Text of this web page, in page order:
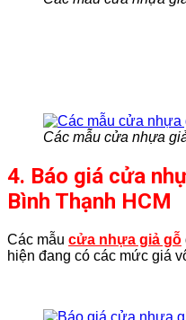
Các mẫu cửa nhựa
4. Báo giá cửa
Bình Thạnh HCM
Các mẫu cửa nhựa giả gỗ
hiện đang có các mức giá